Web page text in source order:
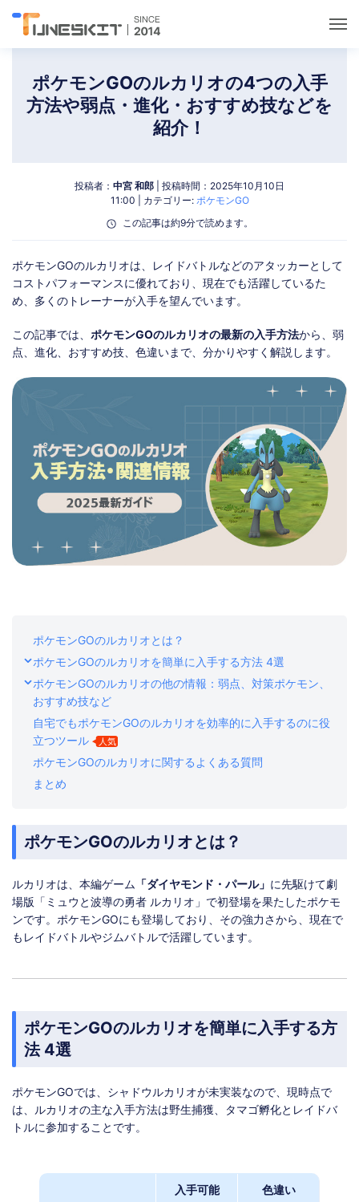
ユーティリティ
ポケモンGOガイド
ストア ダウンロード
ポケモンGOのルカリオの4つの入手
方法や弱点・進化・おすすめ技などを
紹介！
投稿者： 中宮 和郎 | 投稿時間：2025年10月10日
11:00 | カテゴリー: ポケモンGO
この記事は約9分で読めます。
ポケモンGOのルカリオは、レイドバトルなどのアタッカーとして
コストパフォーマンスに優れており、現在でも活躍しているた
め、多くのトレーナーが入手を望んでいます。
この記事では、 ポケモンGOのルカリオの最新の入手方法から、弱
点、進化、おすすめ技、色違いまで、分かりやすく解説します。
ポケモンGOのルカリオとは？
ポケモンGOのルカリオを簡単に入手する方法 4選
ポケモンGOのルカリオの他の情報：弱点、対策ポケモン、
おすすめ技など
自宅でもポケモンGOのルカリオを効率的に入手するのに役
立つツール
人気
ポケモンGOのルカリオに関するよくある質問
まとめ
ポケモンGOのルカリオとは？
ルカリオは、本編ゲーム 「ダイヤモンド・パール」 に先駆けて劇
場版「ミュウと波導の勇者 ルカリオ」で初登場を果たしたポケモ
ンです。ポケモンGOにも登場しており、その強力さから、現在で
もレイドバトルやジムバトルで活躍しています。
ポケモンGOのルカリオを簡単に入手する方
法 4選
ポケモンGOでは、シャドウルカリオが未実装なので、現時点で
は、ルカリオの主な入手方法は野生捕獲、タマゴ孵化とレイドバ
トルに参加することです。
入手可能 色違い